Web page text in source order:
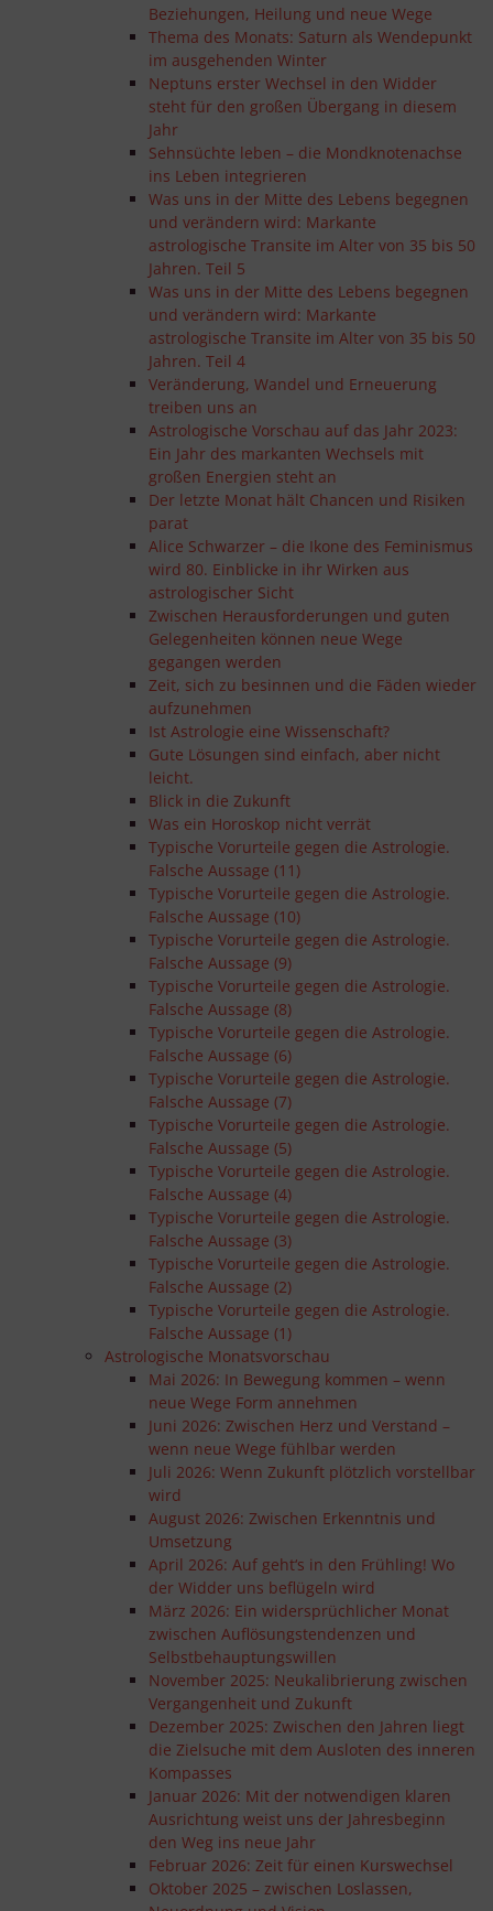
Beziehungen, Heilung und neue Wege
Thema des Monats: Saturn als Wendepunkt
im ausgehenden Winter
Neptuns erster Wechsel in den Widder
steht für den großen Übergang in diesem
Jahr
Sehnsüchte leben – die Mondknotenachse
ins Leben integrieren
Was uns in der Mitte des Lebens begegnen
und verändern wird: Markante
astrologische Transite im Alter von 35 bis 50
Jahren. Teil 5
Was uns in der Mitte des Lebens begegnen
und verändern wird: Markante
astrologische Transite im Alter von 35 bis 50
Jahren. Teil 4
Veränderung, Wandel und Erneuerung
treiben uns an
Astrologische Vorschau auf das Jahr 2023:
Ein Jahr des markanten Wechsels mit
großen Energien steht an
Der letzte Monat hält Chancen und Risiken
parat
Alice Schwarzer – die Ikone des Feminismus
wird 80. Einblicke in ihr Wirken aus
astrologischer Sicht
Zwischen Herausforderungen und guten
Gelegenheiten können neue Wege
gegangen werden
Zeit, sich zu besinnen und die Fäden wieder
aufzunehmen
Ist Astrologie eine Wissenschaft?
Gute Lösungen sind einfach, aber nicht
leicht.
Blick in die Zukunft
Was ein Horoskop nicht verrät
Typische Vorurteile gegen die Astrologie.
Falsche Aussage (11)
Typische Vorurteile gegen die Astrologie.
Falsche Aussage (10)
Typische Vorurteile gegen die Astrologie.
Falsche Aussage (9)
Typische Vorurteile gegen die Astrologie.
Falsche Aussage (8)
Typische Vorurteile gegen die Astrologie.
Falsche Aussage (6)
Typische Vorurteile gegen die Astrologie.
Falsche Aussage (7)
Typische Vorurteile gegen die Astrologie.
Falsche Aussage (5)
Typische Vorurteile gegen die Astrologie.
Falsche Aussage (4)
Typische Vorurteile gegen die Astrologie.
Falsche Aussage (3)
Typische Vorurteile gegen die Astrologie.
Falsche Aussage (2)
Typische Vorurteile gegen die Astrologie.
Falsche Aussage (1)
Astrologische Monatsvorschau
Mai 2026: In Bewegung kommen – wenn
neue Wege Form annehmen
Juni 2026: Zwischen Herz und Verstand –
wenn neue Wege fühlbar werden
Juli 2026: Wenn Zukunft plötzlich vorstellbar
wird
August 2026: Zwischen Erkenntnis und
Umsetzung
April 2026: Auf geht‘s in den Frühling! Wo
der Widder uns beflügeln wird
März 2026: Ein widersprüchlicher Monat
zwischen Auflösungstendenzen und
Selbstbehauptungswillen
November 2025: Neukalibrierung zwischen
Vergangenheit und Zukunft
Dezember 2025: Zwischen den Jahren liegt
die Zielsuche mit dem Ausloten des inneren
Kompasses
Januar 2026: Mit der notwendigen klaren
Ausrichtung weist uns der Jahresbeginn
den Weg ins neue Jahr
Februar 2026: Zeit für einen Kurswechsel
Oktober 2025 – zwischen Loslassen,